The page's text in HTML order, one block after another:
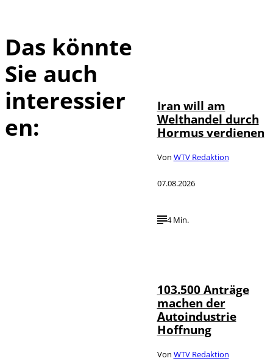
Das könnte
Sie auch
interessier
en:
Iran will am
Welthandel durch
Hormus verdienen
Von WTV Redaktion
07.08.2026
4 Min.
103.500 Anträge
machen der
Autoindustrie
Hoffnung
Von WTV Redaktion